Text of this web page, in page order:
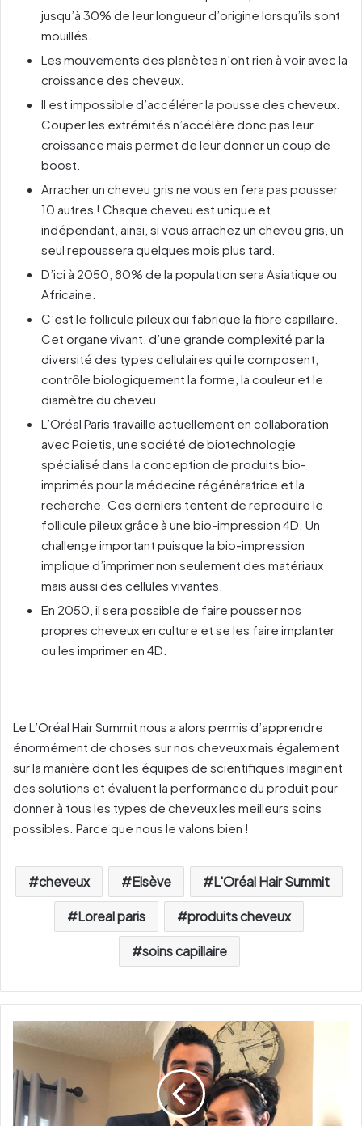
jusqu’à 30% de leur longueur d’origine lorsqu’ils sont
mouillés.
Les mouvements des planètes n’ont rien à voir avec la
croissance des cheveux.
Il est impossible d’accélérer la pousse des cheveux.
Couper les extrémités n’accélère donc pas leur
croissance mais permet de leur donner un coup de
boost.
Arracher un cheveu gris ne vous en fera pas pousser
10 autres ! Chaque cheveu est unique et
indépendant, ainsi, si vous arrachez un cheveu gris, un
seul repoussera quelques mois plus tard.
D’ici à 2050, 80% de la population sera Asiatique ou
Africaine.
C’est le follicule pileux qui fabrique la fibre capillaire.
Cet organe vivant, d’une grande complexité par la
diversité des types cellulaires qui le composent,
contrôle biologiquement la forme, la couleur et le
diamètre du cheveu.
L’Oréal Paris travaille actuellement en collaboration
avec Poietis, une société de biotechnologie
spécialisé dans la conception de produits bio-
imprimés pour la médecine régénératrice et la
recherche. Ces derniers tentent de reproduire le
follicule pileux grâce à une bio-impression 4D. Un
challenge important puisque la bio-impression
implique d’imprimer non seulement des matériaux
mais aussi des cellules vivantes.
En 2050, il sera possible de faire pousser nos
propres cheveux en culture et se les faire implanter
ou les imprimer en 4D.
Le L’Oréal Hair Summit nous a alors permis d’apprendre
énormément de choses sur nos cheveux mais également
sur la manière dont les équipes de scientifiques imaginent
des solutions et évaluent la performance du produit pour
donner à tous les types de cheveux les meilleurs soins
possibles. Parce que nous le valons bien !
cheveux Elsève L'Oréal Hair Summit
Loreal paris produits cheveux
soins capillaire
L
a
a
g
n